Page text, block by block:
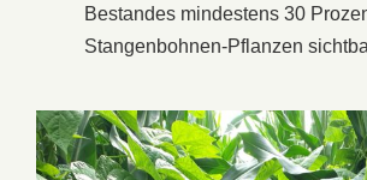
Bestandes mindestens 30
Stangenbohnen-Pflanzen